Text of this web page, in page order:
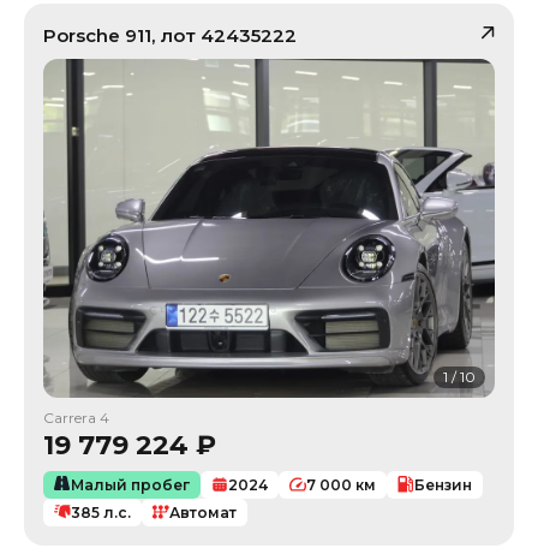
Porsche 911, лот 42435222
1 /10
Carrera 4
19 779 224 ₽
Малый пробег 2024 7 000 км
Бензин
385 л.с. Автомат